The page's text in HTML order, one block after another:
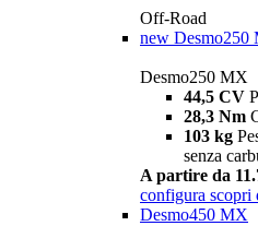
Off-Road
new Desmo250
Desmo250 MX
44,5 CV
28,3 Nm
103 kg
senza
A partire da
configura scopri
Desmo450 MX